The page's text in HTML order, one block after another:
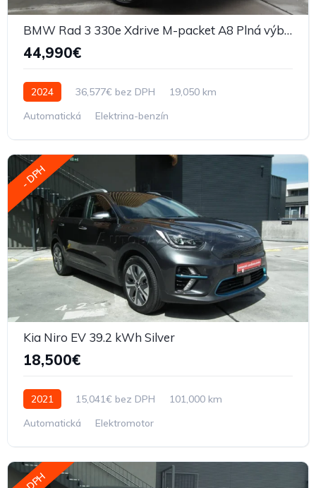
BMW Rad 3 330e Xdrive M-packet A8 Plná výbava
44,990€
2024 36,577€ bez DPH
19,050 km
Automatická
Elektrina-benzín
- DPH
Kia Niro EV 39.2 kWh Silver
18,500€
2021 15,041€ bez DPH
101,000 km
Automatická
Elektromotor